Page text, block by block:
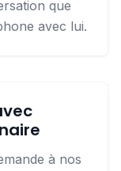
que
avec lui.
à nos